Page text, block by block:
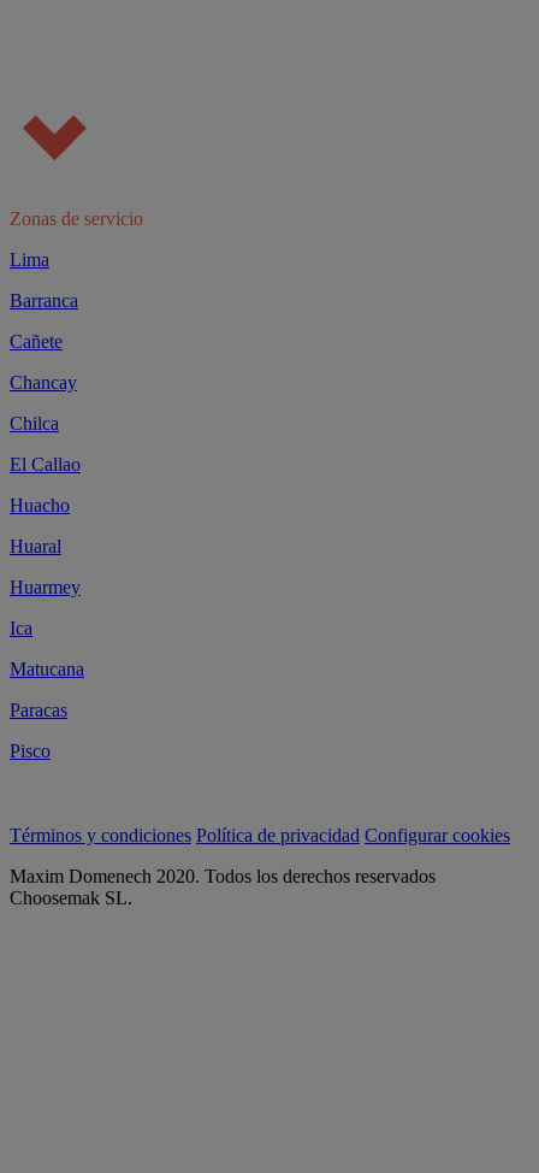
Zonas de servicio
Lima
Barranca
Cañete
Chancay
Chilca
El Callao
Huacho
Huaral
Huarmey
Ica
Matucana
Paracas
Pisco
Términos y condiciones Política de privacidad Configurar cookies
Maxim Domenech 2020. Todos los derechos reservados
Choosemak SL.